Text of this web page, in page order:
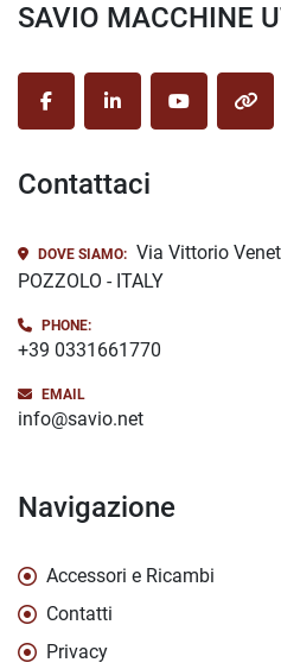
SAVIO MACCHINE
facebooklinkedinyoutubeother
Contattaci
DOVE SIAMO: Via Vittorio
POZZOLO - ITALY
PHONE:
+39 0331661770
EMAIL
info@savio.net
Navigazione
Accessori e Ricambi
Contatti
Privacy